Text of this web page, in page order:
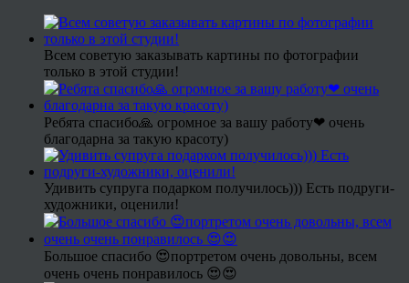
Всем советую заказывать картины по фотографии
только в этой студии!
Ребята спасибо🙏 огромное за вашу работу❤ очень
благодарна за такую красоту)
Удивить супруга подарком получилось))) Есть подруги-
художники, оценили!
Большое спасибо 😍портретом очень довольны, всем
очень очень понравилось 😍😍